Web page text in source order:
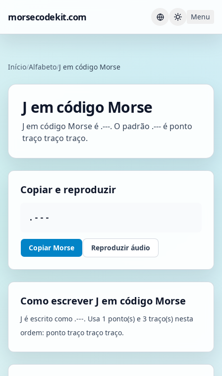
morsecodekit.com Current
Menu
Início/Alfabeto/J em código Morse
J em código Morse
J em código Morse é .---. O padrão .--- é ponto
traço traço traço.
Copiar e reproduzir
.---
Copiar Morse Reproduzir áudio
Como escrever J em código Morse
J é escrito como .---. Usa 1 ponto(s) e 3 traço(s) nesta
ordem: ponto traço traço traço.